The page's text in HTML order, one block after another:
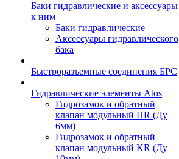
Баки гидравлические и аксессуары
к ним
Баки гидравлические
Аксессуары гидравлического
бака
Быстроразъемные соединения БРС
Гидравлические элементы Atos
Гидрозамок и обратный
клапан модульный HR (Ду
6мм)
Гидрозамок и обратный
клапан модульный KR (Ду